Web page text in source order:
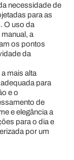
necessidade de
para as
O uso da
a
os pontos
da
mais alta
para
e o
de
e elegância a
para o dia e
por um